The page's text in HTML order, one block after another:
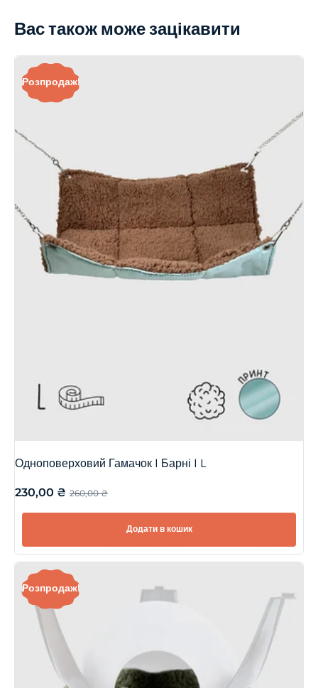
Вас також може зацікавити
Розпродаж!
Одноповерховий Гамачок | Барні | L
260,00₴
230,00 ₴
Додати в кошик
Розпродаж!